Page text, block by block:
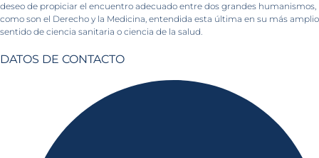
deseo de propiciar el encuentro adecuado entre dos grandes humanismos,
como son el Derecho y la Medicina, entendida esta última en su más amplio
sentido de ciencia sanitaria o ciencia de la salud.
DATOS DE CONTACTO